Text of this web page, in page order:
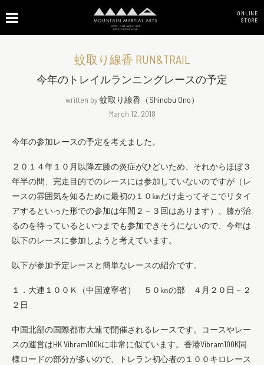
ONLINE
STORE
蚊取り線香 RUN&TRAIL
今年のトレイルランニングレースの予定
written by蚊取り線香（Shinobu Ono）
March 12, 2018
今年の参加レースの予定を考えました。
２０１４年１０月以降左膝の炎症がひどいため、それからほぼ３
年半の間、完走目的でのレースには参加していないのですが（レ
ースの雰囲気を知るために最初の１０㎞だけ走ってそこでリタイ
アするといった形での参加は年間２－３回はあります）、膝が治
るのを待っているといつまでも参加できそうにないので、今年は
以下のレースに参加しようと考えています。
以下が参加予定レースと簡単なレースの紹介です。
１．大連１００Ｋ（中国遼寧省） ５０㎞の部 ４月２０日－２
２日
中国北部の国際都市大連で開催されるレースです。コースやレー
スの運営はHK Vibram100kに非常に似ています。香港Vibram100K同
様ロードの部分が多いので、トレラン初心者の１００キロレース